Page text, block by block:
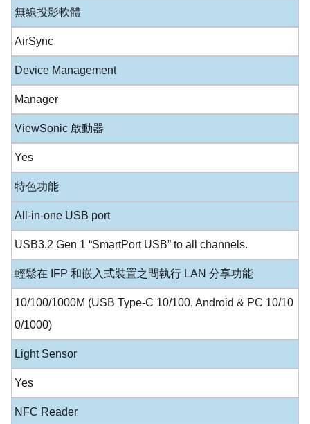
無線投影軟體
AirSync
Device Management
Manager
ViewSonic 啟動器
Yes
特色功能
All-in-one USB port
USB3.2 Gen 1 “SmartPort USB” to all channels.
輕鬆在 IFP 和嵌入式裝置之間執行 LAN 分享功能
10/100/1000M (USB Type-C 10/100, Android & PC 10/10
0/1000)
Light Sensor
Yes
NFC Reader